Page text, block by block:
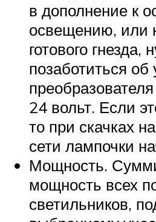
в дополнение к
освещению, или
готового гнезда,
позаботиться об
24 вольт. Если
то при скачках
сети лампочки
Мощность.
мощность всех
светильников,